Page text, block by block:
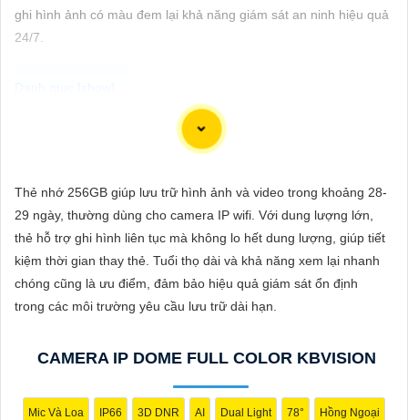
PHỤ
VẤN
DỊCH
VỤ
ghi hình ảnh có màu đem lại khả năng giám sát an ninh hiệu quả
24/7.
Để giúp bạn viết tư giới thiệu cho việc mua Camera Kbvision với
thống giám sát của bạn? Hãy đến với Camera Kbvision - thương
Bạn có thể điều chỉnh và thêm vào nội dung trên để phù hợp với
nhu cầu cụ thể của bạn. Chúc bạn thành công!
Thẻ nhớ 256GB giúp lưu trữ hình ảnh và video trong khoảng 28-
29 ngày, thường dùng cho camera IP wifi. Với dung lượng lớn,
thẻ hỗ trợ ghi hình liên tục mà không lo hết dung lượng, giúp tiết
kiệm thời gian thay thẻ. Tuổi thọ dài và khả năng xem lại nhanh
chóng cũng là ưu điểm, đảm bảo hiệu quả giám sát ổn định
trong các môi trường yêu cầu lưu trữ dài hạn.
CAMERA IP DOME FULL COLOR KBVISION
Mic Và Loa IP66 3D DNR AI Dual Light 78° Hồng Ngoại